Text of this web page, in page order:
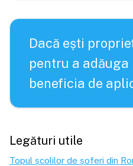
Dacă ești
pentru a
beneficia de
Legături utile
Topul școlilor de șoferi din